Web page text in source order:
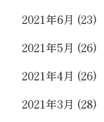
2021年6月 (23)
2021年5月 (26)
2021年4月 (26)
2021年3月 (28)